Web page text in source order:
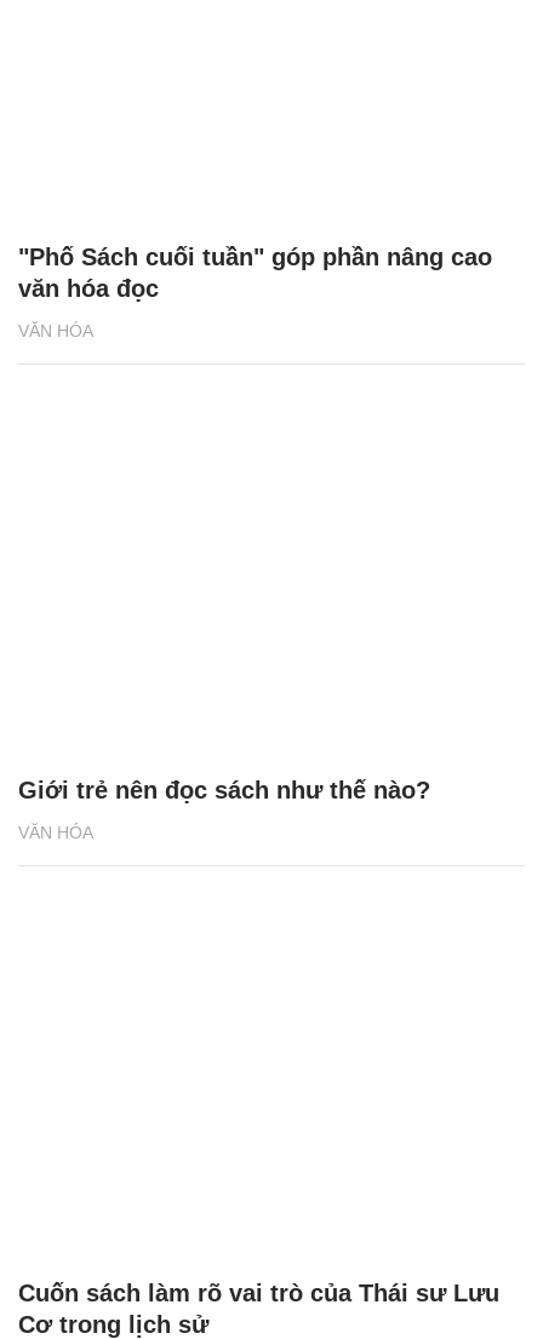
VĂN HÓA
"Phố Sách cuối tuần" góp phần nâng cao
văn hóa đọc
VĂN HÓA
Giới trẻ nên đọc sách như thế nào?
Cuốn sách làm rõ vai trò của Thái sư Lưu
Cơ trong lịch sử